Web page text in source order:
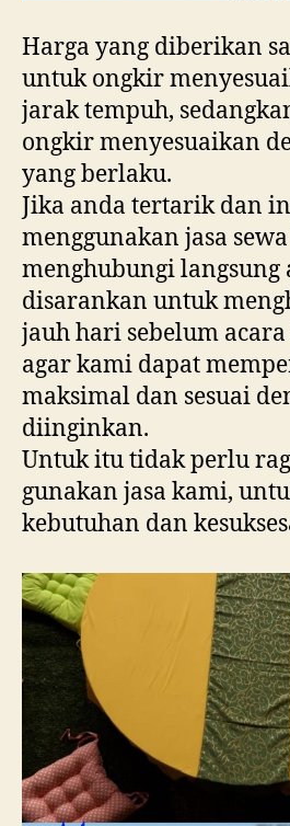
Harga yang diberikan
untuk ongkir
jarak tempuh,
ongkir menyesuaikan
yang berlaku.
Jika anda tertarik dan
menggunakan jasa
menghubungi langsung
disarankan untuk
jauh hari sebelum
agar kami dapat
maksimal dan sesuai
diinginkan.
Untuk itu tidak perlu
gunakan jasa kami,
kebutuhan dan